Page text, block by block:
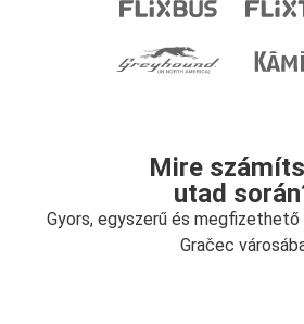
Mire
utad
Gyors, egyszerű és
Gračec